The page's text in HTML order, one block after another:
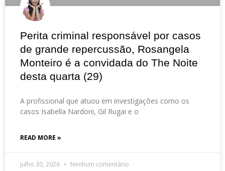
Perita criminal responsável por casos
de grande repercussão, Rosangela
Monteiro é a convidada do The Noite
desta quarta (29)
A profissional que atuou em investigações como os
casos Isabella Nardoni, Gil Rugai e o
READ MORE »
julho 30, 2026 Nenhum comentário